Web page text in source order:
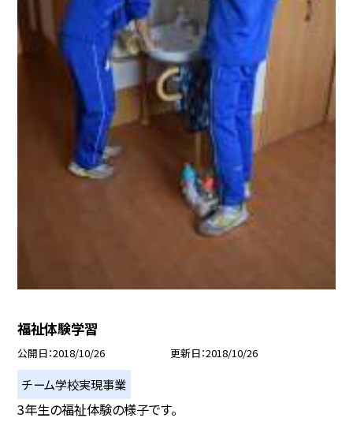
福祉体験学習
公開日 2018/10/26 更新日 2018/10/26
チーム学校実現事業
3年生の福祉体験の様子です。